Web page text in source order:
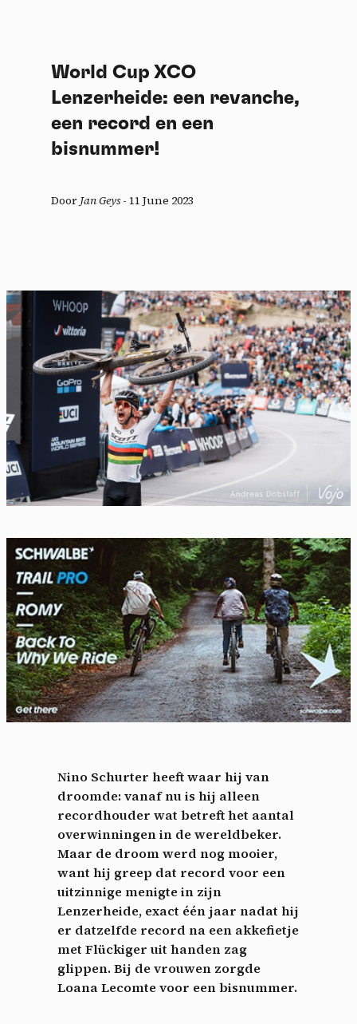
World Cup XCO
Lenzerheide: een revanche,
een record en een
bisnummer!
Door Jan Geys- 11 June 2023
Nino Schurter heeft waar hij van
droomde: vanaf nu is hij alleen
recordhouder wat betreft het aantal
overwinningen in de wereldbeker.
Maar de droom werd nog mooier,
want hij greep dat record voor een
uitzinnige menigte in zijn
Lenzerheide, exact één jaar nadat hij
er datzelfde record na een akkefietje
met Flückiger uit handen zag
glippen. Bij de vrouwen zorgde
Loana Lecomte voor een bisnummer.